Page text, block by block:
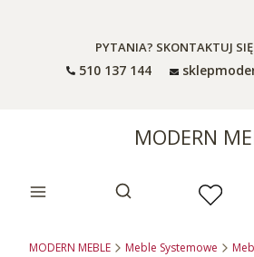
PYTANIA? SKONTAKTUJ
510 137 144
MODERN
Otwórz wyszukiwarkę
MODERN MEBLE Meble Systemowe